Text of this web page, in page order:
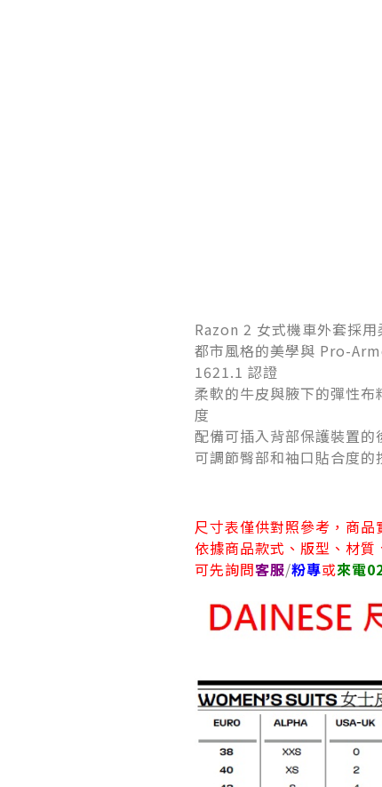
Razon 2 女式機車外套採
都市風格的美學與 Pro-
1621.1認證
柔軟的牛皮與腋下的彈性布
度
配備可插入背部保護裝置
可調節臀部和袖口貼合度
尺寸表僅供對照參考，商品
依據商品款式、版型、材質
可先詢問客服/粉專或來電